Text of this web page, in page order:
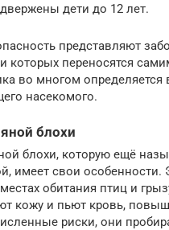
дети до 12 лет.
представляют
которых переносятся
во многом определяется
насекомого.
блохи
блохи, которую ещё
имеет свои особенности.
обитания птиц и
кожу и пьют кровь,
риски, они